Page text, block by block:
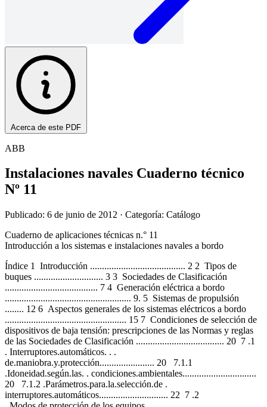
Acerca de este PDF
ABB
Instalaciones navales Cuaderno técnico
Nº 11
Publicado: 6 de junio de 2012 · Categoría: Catálogo
Cuaderno de aplicaciones técnicas n.° 11
Introducción a los sistemas e instalaciones navales a bordo
Índice 1 Introducción ........................................ 2 2 Tipos de
buques ............................. 3 3 Sociedades de Clasificación
....................................... 7 4 Generación eléctrica a bordo
..................................................... 9. 5 Sistemas de propulsión
........ 12 6 Aspectos generales de los sistemas eléctricos a bordo
................................................... 15 7 Condiciones de selección de
dispositivos de baja tensión: prescripciones de las Normas y reglas
de las Sociedades de Clasificación ..................................... 20 7 .1
. Interruptores.automáticos. . .
de.maniobra.y.protección....................... 20 7.1.1
.Idoneidad.según.las. . condiciones.ambientales...............................
20 7.1.2 .Parámetros.para.la.selección.de .
interruptores.automáticos............................. 22 7 .2